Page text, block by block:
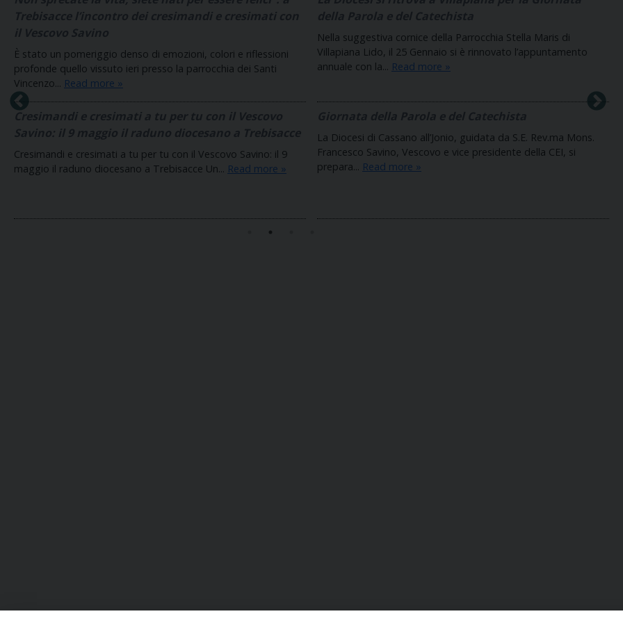
È stato un pomeriggio denso di emozioni, colori e riflessioni
profonde quello vissuto ieri presso la parrocchia dei Santi
Vincenzo... Read more »
Cresimandi e cresimati a tu per tu con il Vescovo Savino: il 9
maggio il raduno diocesano a Trebisacce Un... Read more »
Nella suggestiva cornice della Parrocchia Stella Maris di
Villapiana Lido, il 25 Gennaio si è rinnovato l’appuntamento
annuale con la... Read more »
La Diocesi di Cassano all’Jonio, guidata da S.E. Rev.ma Mons.
Francesco Savino, Vescovo e vice presidente della CEI, si
prepara... Read more »